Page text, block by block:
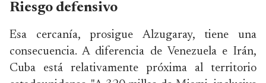
Riesgo defensivo
Esa cercanía, prosigue Alzugaray, tiene una
consecuencia. A diferencia de Venezuela e Irán,
Cuba está relativamente próxima al territorio